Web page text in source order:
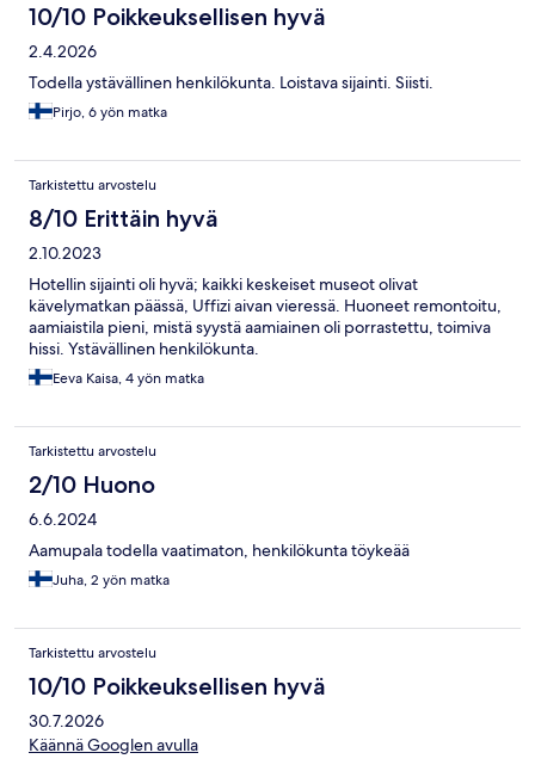
10/10 Poikkeuksellisen hyvä
2.4.2026
Todella ystävällinen henkilökunta. Loistava sijainti. Siisti.
Pirjo, 6 yön matka
Tarkistettu arvostelu
8/10 Erittäin hyvä
2.10.2023
Hotellin sijainti oli hyvä; kaikki keskeiset museot olivat
kävelymatkan päässä, Uffizi aivan vieressä. Huoneet remontoitu,
aamiaistila pieni, mistä syystä aamiainen oli porrastettu, toimiva
hissi. Ystävällinen henkilökunta.
Eeva Kaisa, 4 yön matka
Tarkistettu arvostelu
2/10 Huono
6.6.2024
Aamupala todella vaatimaton, henkilökunta töykeää
Juha, 2 yön matka
Tarkistettu arvostelu
10/10 Poikkeuksellisen hyvä
30.7.2026
Käännä Googlen avulla